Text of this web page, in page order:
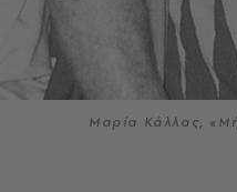
Μαρία Κάλλας,